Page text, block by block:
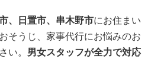
、日置市、串木野市にお住まい
そうじ、家事代行にお悩みのお
い。 男女スタッフが全力で対応